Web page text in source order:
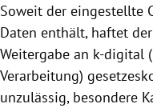
Soweit der eingestellte
Daten enthält, haftet
Weitergabe an k-digital
Verarbeitung)
unzulässig, besondere